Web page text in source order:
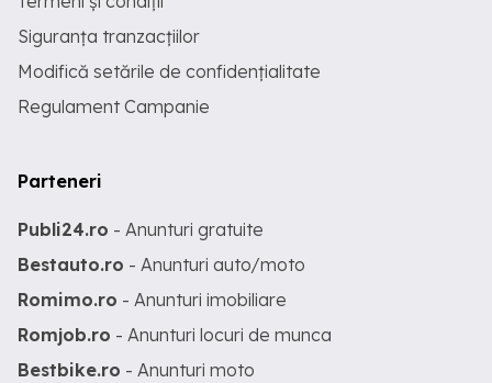
Siguranța tranzacțiilor
Modifică setările de confidențialitate
Regulament Campanie
Parteneri
Publi24.ro - Anunturi gratuite
Bestauto.ro - Anunturi auto/moto
Romimo.ro - Anunturi imobiliare
Romjob.ro - Anunturi locuri de munca
Bestbike.ro - Anunturi moto